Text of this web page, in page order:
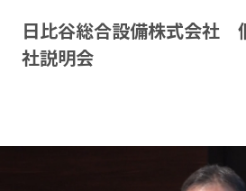
日比谷総合設備株式会社
社説明会